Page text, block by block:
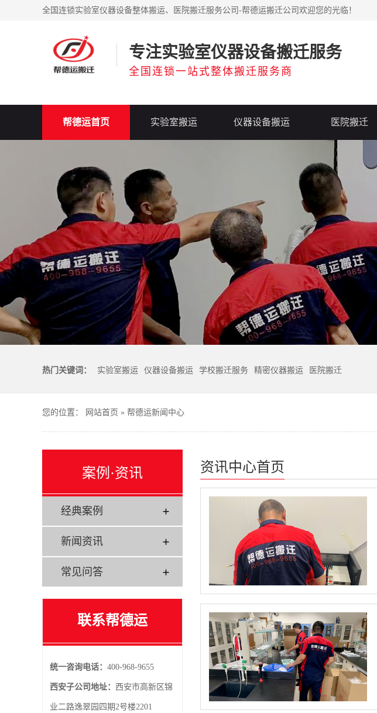
全国连锁实验室仪器设备整体搬运、医院搬迁服务公司-帮德运搬迁公司欢迎您的光临！
专注实验室仪器设备搬迁服务
全国连锁一站式整体搬迁服务商
帮德运首页 实验室搬运 仪器设备搬运 医院搬迁
热门关键词： 实验室搬运 仪器设备搬运 学校搬迁服务 精密仪器搬运 医院搬迁
您的位置： 网站首页 » 帮德运新闻中心
资讯中心首页
案例·资讯
经典案例
新闻资讯
常见问答
联系帮德运
统一咨询电话： 400-968-9655
西安子公司地址： 西安市高新区锦
业二路逸翠园四期2号楼2201